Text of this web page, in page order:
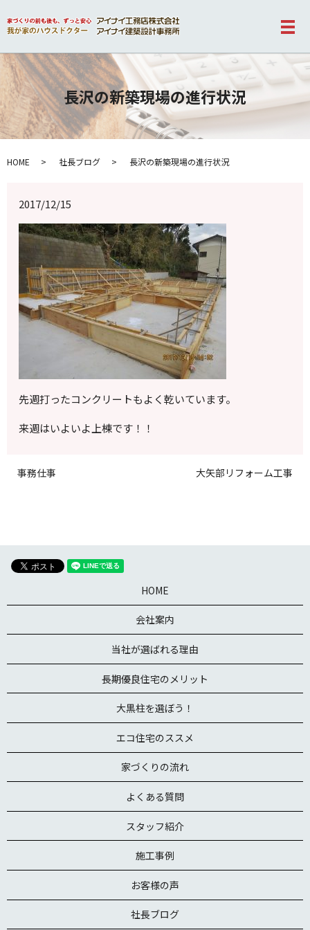
メ
長沢の新築現場の進行状況
HOME 社長ブログ 長沢の新築現場の進行状況
2017/12/15
先週打ったコンクリートもよく乾いています。
来週はいよいよ上棟です！！
事務仕事 大矢部リフォーム工事
HOME
会社案内
当社が選ばれる理由
長期優良住宅のメリット
大黒柱を選ぼう！
エコ住宅のススメ
家づくりの流れ
よくある質問
スタッフ紹介
施工事例
お客様の声
社長ブログ